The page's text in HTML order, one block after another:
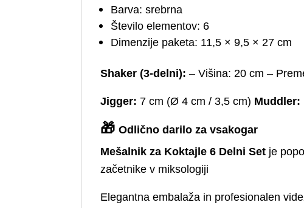
Barva: srebrna
Število elementov: 6
Dimenzije paketa: 11,5 × 9,5 × 27 cm
Shaker (3-delni): – Višina: 20 cm –
Jigger: 7 cm (Ø 4 cm / 3,5 cm) Muddler:
🎁Odlično darilo za vsakogar
Mešalnik za Koktajle 6 Delni Set je
začetnike v miksologiji
Elegantna embalaža in profesionalen